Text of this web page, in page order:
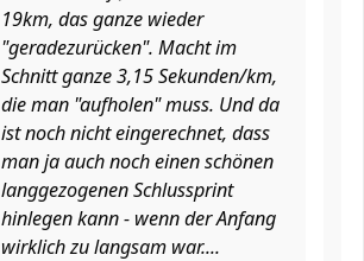
19km, das ganze wieder
"geradezurücken". Macht im
Schnitt ganze 3,15 Sekunden/km,
die man "aufholen" muss. Und da
ist noch nicht eingerechnet, dass
man ja auch noch einen schönen
langgezogenen Schlussprint
hinlegen kann - wenn der Anfang
wirklich zu langsam war....